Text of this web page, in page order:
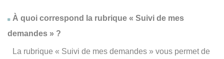
À quoi correspond la rubrique « Suivi de mes
demandes » ?
La rubrique « Suivi de mes demandes » vous permet de